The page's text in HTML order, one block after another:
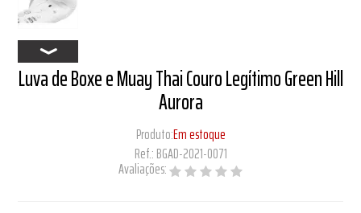
Luva de Boxe e Muay Thai Couro Legítimo Green Hill
Aurora
Produto:Em estoque
Ref.:BGAD-2021-0071
Avaliações: